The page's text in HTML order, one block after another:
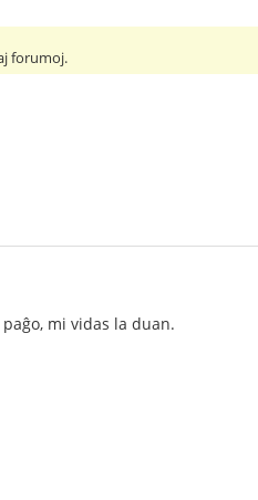
forumoj.
mi vidas la duan.